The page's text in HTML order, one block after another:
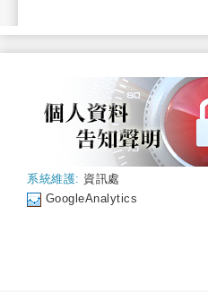
系統維護: 資訊處
GoogleAnalytics